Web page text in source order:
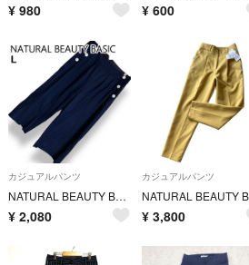
¥ 980 ¥ 600
カジュアルパンツ
NATURAL BEAUTY BASIC デニム パンツ クロップド ワイド セーラー風 マリン ボタン インディゴ 濃紺【L】
¥ 2,080
カジュアルパンツ
¥ 3,800